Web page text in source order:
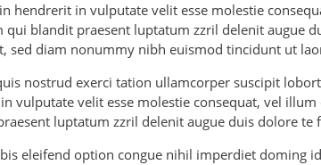
hendrerit in vulputate velit esse molestie
qui blandit praesent luptatum zzril delenit augue
sed diam nonummy nibh euismod tincidunt ut
nostrud exerci tation ullamcorper suscipit
vulputate velit esse molestie consequat, vel
luptatum zzril delenit augue duis dolore te
eleifend option congue nihil imperdiet doming